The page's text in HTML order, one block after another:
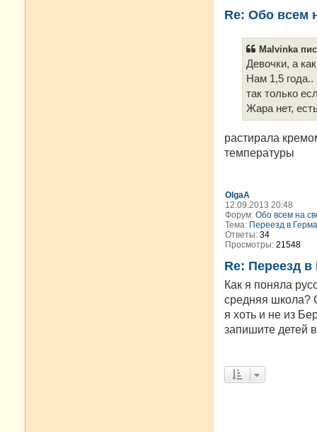
Re: Обо всем
Malvinka
Девочки, а
Нам 1,5 года..
так только
Жара нет,
растирала
температуры
OlgaA
12.09.2013 20:48
Форум: Обо всем на
Тема: Переезд в
Ответы: 34
Просмотры: 21548
Re: Переезд
Как я поняла
средняя школа?
я хоть и не из
запишите детей